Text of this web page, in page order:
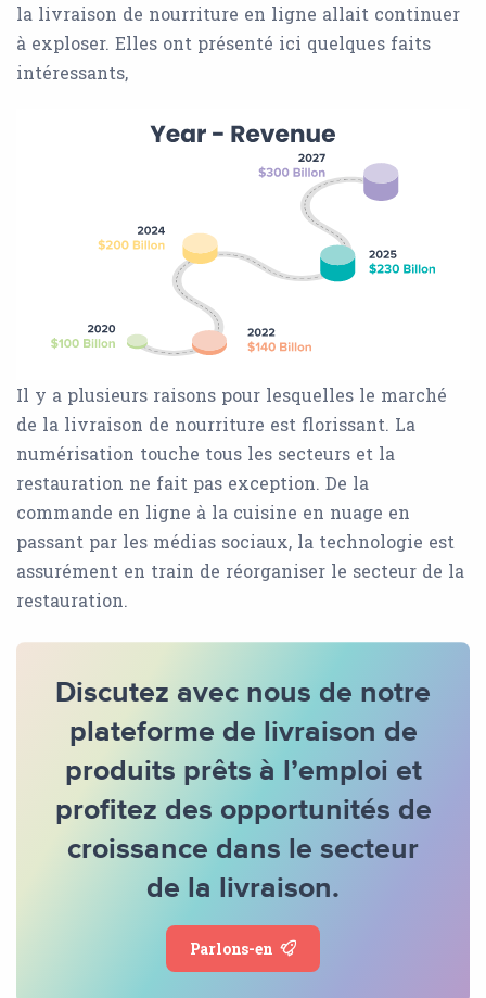
la livraison de nourriture en ligne allait continuer
à exploser. Elles ont présenté ici quelques faits
intéressants,
Il y a plusieurs raisons pour lesquelles le marché
de la livraison de nourriture est florissant. La
numérisation touche tous les secteurs et la
restauration ne fait pas exception. De la
commande en ligne à la cuisine en nuage en
passant par les médias sociaux, la technologie est
assurément en train de réorganiser le secteur de la
restauration.
Discutez avec nous de notre
plateforme de livraison de
produits prêts à l’emploi et
profitez des opportunités de
croissance dans le secteur
de la livraison.
Parlons-en